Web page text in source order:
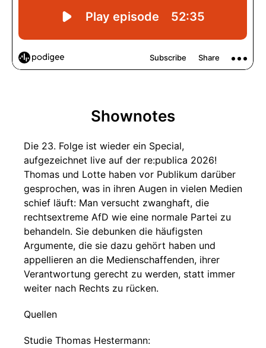
Shownotes
Die 23. Folge ist wieder ein Special,
aufgezeichnet live auf der re:publica 2026!
Thomas und Lotte haben vor Publikum darüber
gesprochen, was in ihren Augen in vielen Medien
schief läuft: Man versucht zwanghaft, die
rechtsextreme AfD wie eine normale Partei zu
behandeln. Sie debunken die häufigsten
Argumente, die sie dazu gehört haben und
appellieren an die Medienschaffenden, ihrer
Verantwortung gerecht zu werden, statt immer
weiter nach Rechts zu rücken.
Quellen
Studie Thomas Hestermann: